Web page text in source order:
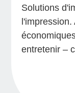
Solutions
entretenir –